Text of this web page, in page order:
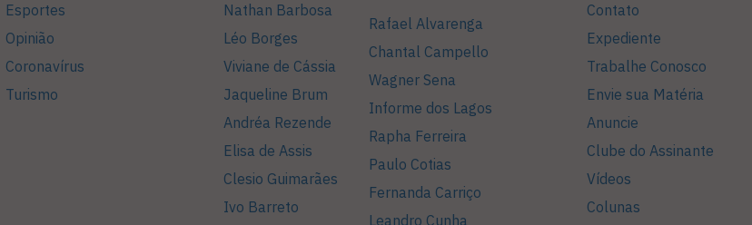
Esportes
Opinião
Coronavírus
Turismo
Nathan Barbosa
Léo Borges
Viviane de Cássia
Jaqueline Brum
Andréa Rezende
Elisa de Assis
Clesio Guimarães
Ivo Barreto
Rafael Alvarenga
Chantal Campello
Wagner Sena
Informe dos Lagos
Rapha Ferreira
Paulo Cotias
Fernanda Carriço
Leandro Cunha
Contato
Expediente
Trabalhe Conosco
Envie sua Matéria
Anuncie
Clube do Assinante
Vídeos
Colunas